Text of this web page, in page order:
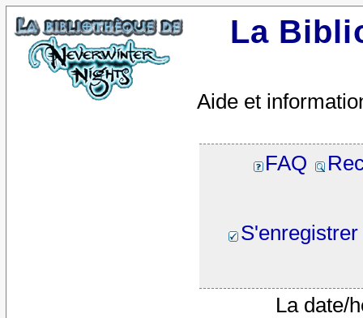
La
Aide et
FAQ
S'enregistrer
La date/